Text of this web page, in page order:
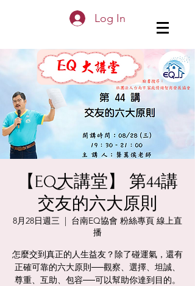
Log In
【EQ大講堂】 第44講
交友的六大原則
8月28日週三
  |
台南EQ協會 粉絲專頁 線上直
播
怎麼交到真正的人生益友？除了碰運氣，還有
正確可靠的六大原則──觀察、選擇、坦誠、
尊重、互助、包容──可以幫助你達到目的。